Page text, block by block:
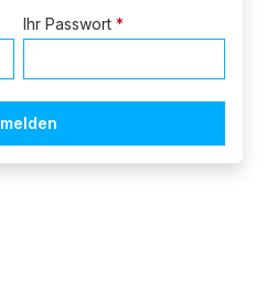
Ihr Passwort *